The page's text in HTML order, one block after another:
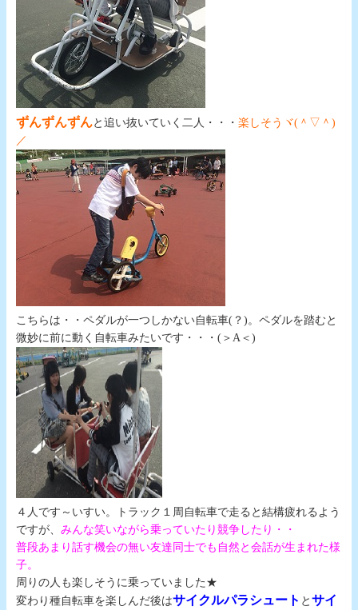
ずんずんずんと追い抜いていく二人・・・ 楽しそうヾ(＾▽＾)
／
こちらは・・ペダルが一つしかない自転車(？)。ペダルを踏むと
微妙に前に動く自転車みたいです・・・(＞A＜)
４人です～いすい。トラック１周自転車で走ると結構疲れるよう
ですが、 みんな笑いながら乗っていたり競争したり・・
普段あまり話す機会の無い友達同士でも自然と会話が生まれた様
子。
周りの人も楽しそうに乗っていました★
変わり種自転車を楽しんだ後はサイクルパラシュート と サイ